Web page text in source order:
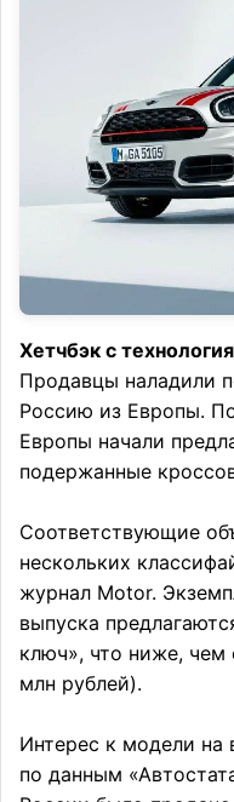
Хетчбэк с
Продавцы наладили
Россию из Европы.
Европы начали
подержанные
Соответствующие
нескольких
журнал Motor.
выпуска
ключ», что ниже, чем
млн рублей).
Интерес к модели на
по данным